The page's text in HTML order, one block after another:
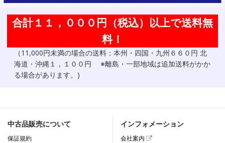
合計１１，０００円（税込）以上で送料無
料！
（11,000円未満の場合の送料：本州・四国・九州６６０円 北
海道・沖縄１，１００円 ※離島・一部地域は追加送料がかか
る場合があります。)
中古品販売について
保証規約
インフォメーション
会社案内